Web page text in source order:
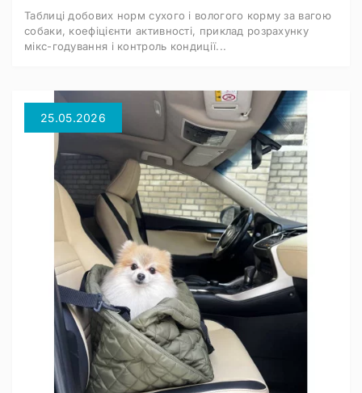
Таблиці добових норм сухого і вологого корму за вагою
собаки, коефіцієнти активності, приклад розрахунку
мікс-годування і контроль кондиції...
25.05.2026